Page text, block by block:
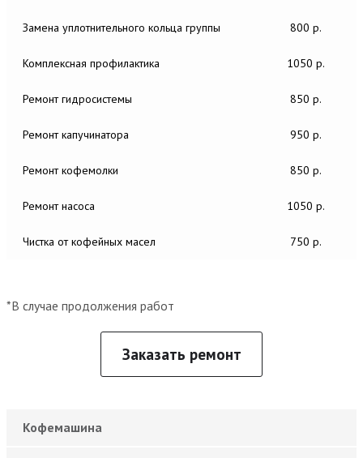
Замена уплотнительного кольца группы 800 р.
Комплексная профилактика 1050 р.
Ремонт гидросистемы 850 р.
Ремонт капучинатора 950 р.
Ремонт кофемолки 850 р.
Ремонт насоса 1050 р.
Чистка от кофейных масел 750 р.
*В случае продолжения работ
Заказать ремонт
Кофемашина